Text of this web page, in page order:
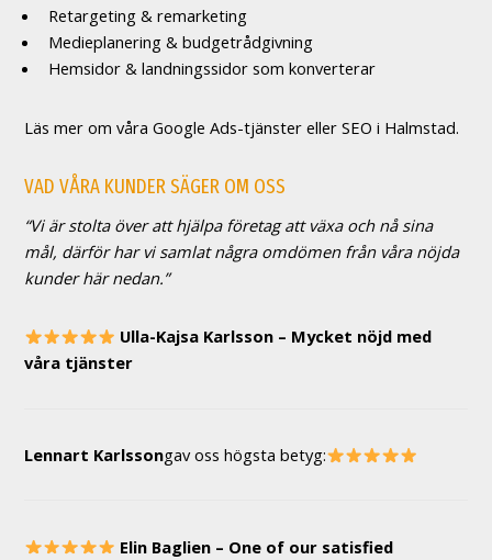
Retargeting & remarketing
Medieplanering & budgetrådgivning
Hemsidor & landningssidor som konverterar
Läs mer om våra Google Ads-tjänster eller SEO i Halmstad.
VAD VÅRA KUNDER SÄGER OM OSS
“Vi är stolta över att hjälpa företag att växa och nå sina
mål, därför har vi samlat några omdömen från våra nöjda
kunder här nedan.”
Ulla-Kajsa Karlsson – Mycket nöjd med
våra tjänster
Lennart Karlssongav oss högsta betyg:
Elin Baglien – One of our satisfied